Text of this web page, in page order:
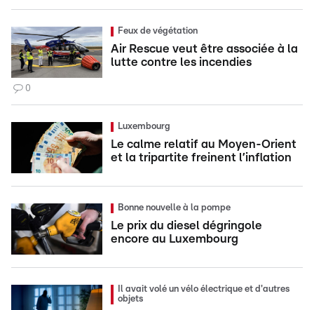
Feux de végétation
Air Rescue veut être associée à la
lutte contre les incendies
0
Luxembourg
Le calme relatif au Moyen-Orient
et la tripartite freinent l’inflation
Bonne nouvelle à la pompe
Le prix du diesel dégringole
encore au Luxembourg
Il avait volé un vélo électrique et d'autres
objets